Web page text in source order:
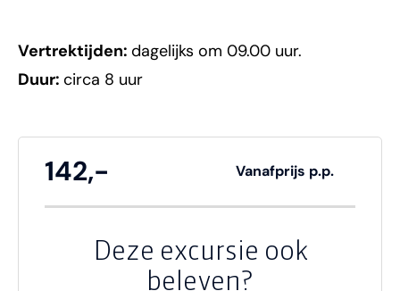
Vertrektijden: dagelijks om 09.00 uur.
Duur: circa 8 uur
142,- Vanafprijs p.p.
Deze excursie ook
beleven?